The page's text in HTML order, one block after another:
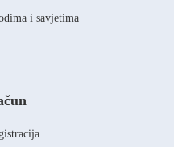
i savjetima